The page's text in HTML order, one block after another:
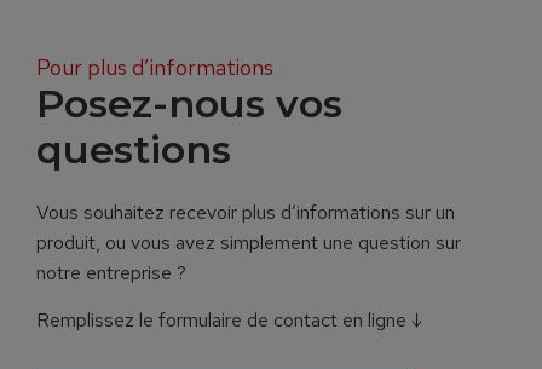
Pour plus d’informations
Posez-nous vos
questions
Vous souhaitez recevoir plus d’informations sur un
produit, ou vous avez simplement une question sur
notre entreprise ?
Remplissez le formulaire de contact en ligne ↓